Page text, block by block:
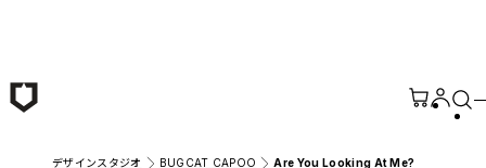
デザインスタジオ BUGCAT CAPOO Are You Looking At Me?